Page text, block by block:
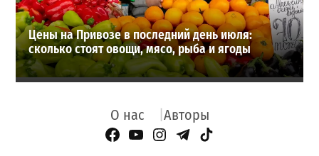
Цены на Привозе в последний день июля:
сколько стоят овощи, мясо, рыба и ягоды
О нас Авторы
Facebook Page
YouTube
Instagram
Telegram
TikTok